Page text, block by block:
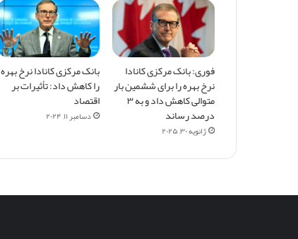
فوری: بانک مرکزی کانادا
نرخ بهره را برای ششمین بار
متوالی کاهش داد و به ۳
درصد رساند
ژانویه ۳۰, ۲۰۲۵
بانک مرکزی کانادا نرخ بهره
را کاهش داد: تأثیرات بر
اقتصاد
دسامبر ۱۱, ۲۰۲۴